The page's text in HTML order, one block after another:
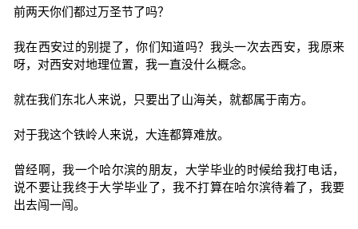
前两天你们都过万圣节了吗？
我在西安过的别提了，你们知道吗？我头一次去西安，我原来
呀，对西安对地理位置，我一直没什么概念。
就在我们东北人来说，只要出了山海关，就都属于南方。
对于我这个铁岭人来说，大连都算难放。
曾经啊，我一个哈尔滨的朋友，大学毕业的时候给我打电话，
说不要让我终于大学毕业了，我不打算在哈尔滨待着了，我要
出去闯一闯。